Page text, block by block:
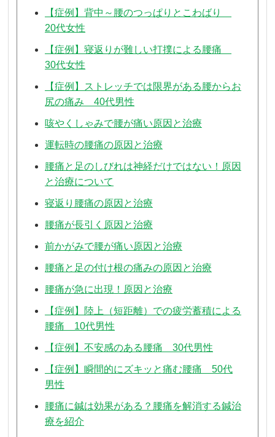
【症例】背中～腰のつっぱりとこわばり
20代女性
【症例】寝返りが難しい打撲による腰痛
30代女性
【症例】ストレッチでは限界がある腰からお
尻の痛み 40代男性
咳やくしゃみで腰が痛い原因と治療
運転時の腰痛の原因と治療
腰痛と足のしびれは神経だけではない！原因
と治療について
寝返り腰痛の原因と治療
腰痛が長引く原因と治療
前かがみで腰が痛い原因と治療
腰痛と足の付け根の痛みの原因と治療
腰痛が急に出現！原因と治療
【症例】陸上（短距離）での疲労蓄積による
腰痛 10代男性
【症例】不安感のある腰痛 30代男性
【症例】瞬間的にズキッと痛む腰痛 50代
男性
腰痛に鍼は効果がある？腰痛を解消する鍼治
療を紹介